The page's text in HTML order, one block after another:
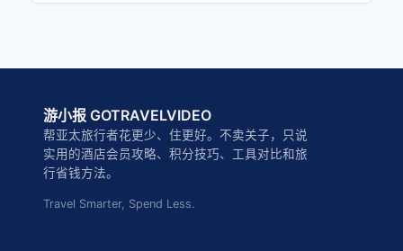
游小报 GOTRAVELVIDEO
帮亚太旅行者花更少、住更好。不卖关子，只说
实用的酒店会员攻略、积分技巧、工具对比和旅
行省钱方法。
Travel Smarter, Spend Less.